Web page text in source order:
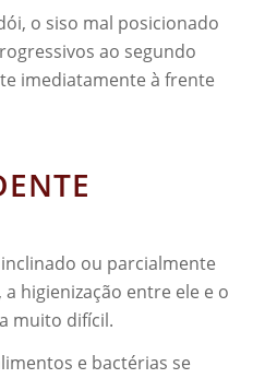
o siso mal posicionado
ao segundo
imediatamente à frente
ou parcialmente
higienização entre ele e o
muito difícil.
e bactérias se